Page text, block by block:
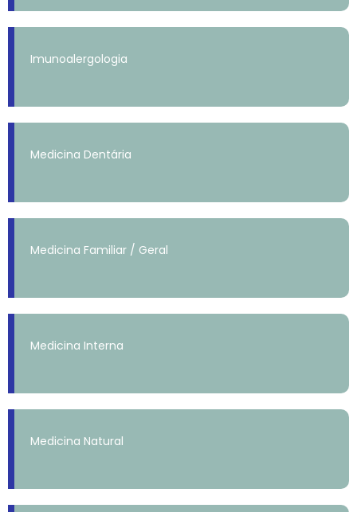
Imunoalergologia
Medicina Dentária
Medicina Familiar / Geral
Medicina Interna
Medicina Natural